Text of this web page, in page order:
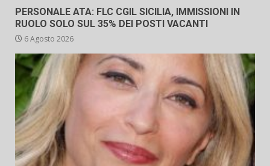
PERSONALE ATA: FLC CGIL SICILIA, IMMISSIONI IN
RUOLO SOLO SUL 35% DEI POSTI VACANTI
6 Agosto 2026